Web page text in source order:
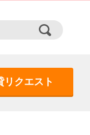
リクエスト